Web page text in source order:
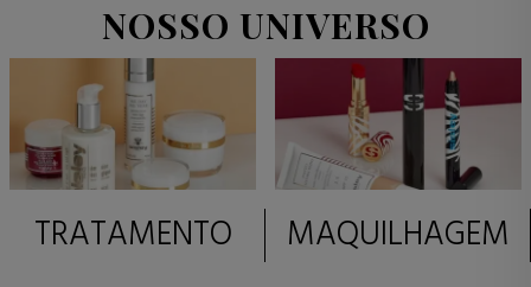
NOSSO UNIVERSO
TRATAMENTO MAQUILHAGEM